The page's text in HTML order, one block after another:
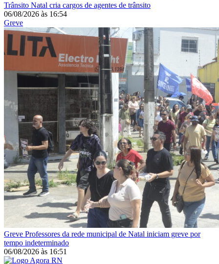
Trânsito Natal cria cargos de agentes de trânsito
06/08/2026 às 16:54
Greve
Greve Professores da rede municipal de Natal iniciam greve por
tempo indeterminado
06/08/2026 às 16:51